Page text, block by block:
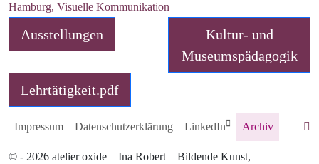
Hamburg, Visuelle Kommunikation
Ausstellungen
Kultur- und
Museumspädagogik
Lehrtätigkeit.pdf
Impressum Datenschutzerklärung LinkedIn Archiv
© - 2026 atelier oxide – Ina Robert – Bildende Kunst,